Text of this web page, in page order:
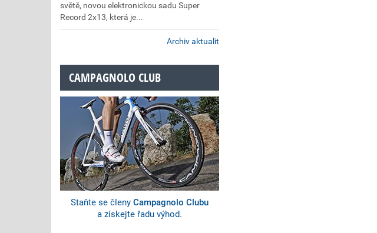
světě, novou elektronickou sadu Super
Record 2x13, která je...
Archiv aktualit
CAMPAGNOLO CLUB
Staňte se členy Campagnolo Clubu
a získejte řadu výhod.